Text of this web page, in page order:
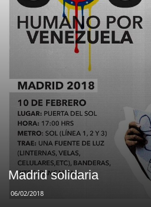
Madrid solidaria
06/02/2018